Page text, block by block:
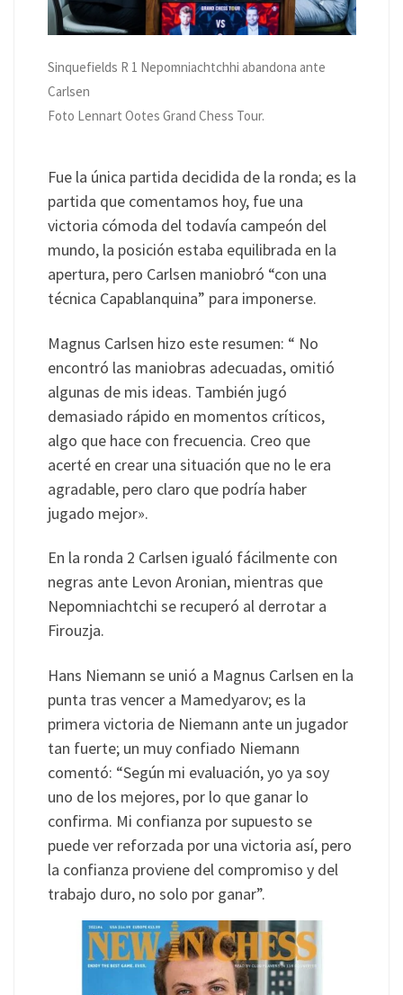
Sinquefields R 1 Nepomniachtchhi abandona ante
Carlsen
Foto Lennart Ootes Grand Chess Tour.
Fue la única partida decidida de la ronda; es la
partida que comentamos hoy, fue una
victoria cómoda del todavía campeón del
mundo, la posición estaba equilibrada en la
apertura, pero Carlsen maniobró “con una
técnica Capablanquina” para imponerse.
Magnus Carlsen hizo este resumen: “ No
encontró las maniobras adecuadas, omitió
algunas de mis ideas. También jugó
demasiado rápido en momentos críticos,
algo que hace con frecuencia. Creo que
acerté en crear una situación que no le era
agradable, pero claro que podría haber
jugado mejor».
En la ronda 2 Carlsen igualó fácilmente con
negras ante Levon Aronian, mientras que
Nepomniachtchi se recuperó al derrotar a
Firouzja.
Hans Niemann se unió a Magnus Carlsen en la
punta tras vencer a Mamedyarov; es la
primera victoria de Niemann ante un jugador
tan fuerte; un muy confiado Niemann
comentó: “Según mi evaluación, yo ya soy
uno de los mejores, por lo que ganar lo
confirma. Mi confianza por supuesto se
puede ver reforzada por una victoria así, pero
la confianza proviene del compromiso y del
trabajo duro, no solo por ganar”.